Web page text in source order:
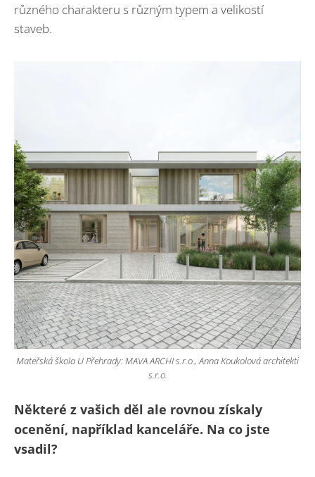
různého charakteru s různým typem a velikostí
staveb.
Mateřská škola U Přehrady: MAVA ARCHI s.r.o., Anna Koukolová architekti
s.r.o.
Některé z vašich děl ale rovnou získaly
ocenění, například kanceláře. Na co jste
vsadil?